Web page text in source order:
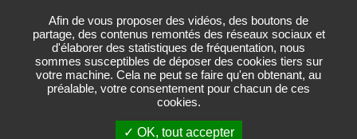
Afin de vous proposer des vidéos, des boutons de
partage, des contenus remontés des réseaux sociaux et
d'élaborer des statistiques de fréquentation, nous
sommes susceptibles de déposer des cookies tiers sur
votre machine. Cela ne peut se faire qu'en obtenant, au
préalable, votre consentement pour chacun de ces
cookies.
OK, tout accepter
LETTRE D'INFORMATION
DU CONSERVATOIRE
Saisir votre adresse e-mail :